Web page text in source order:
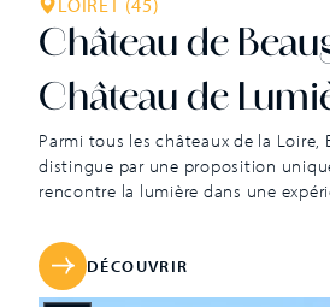
Château de
Château de
Parmi tous les châteaux de la Loire,
distingue par une proposition
rencontre la lumière dans une
sensoriel où l’on apprend en
explore et plonge dans la lumière.
patrimoine, vivez […]
DÉCOUVRIR